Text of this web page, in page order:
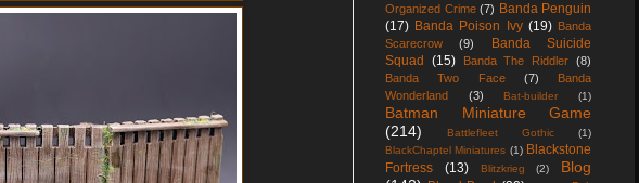
Organized Crime (7) Banda Penguin
(17) Banda Poison Ivy (19) Banda
Scarecrow
(9)
Banda Suicide
Squad
(15) Banda The Riddler (8)
Banda Two Face
(7)
Banda
Wonderland
(3) Bat-builder (1)
Batman Miniature Game
(214)
Battlefleet Gothic
(1)
BlackChaptel Miniatures (1) Blackstone
Fortress
(13) Blitzkrieg (2)
Blog